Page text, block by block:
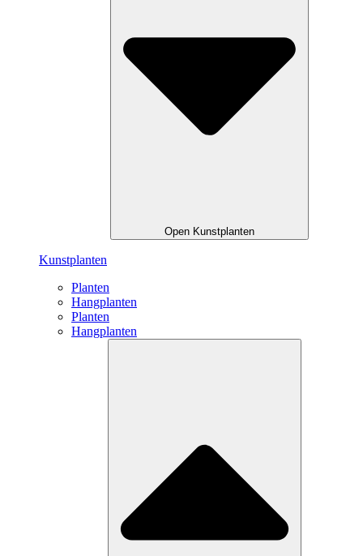
Open Kunstplanten
Kunstplanten
Planten
Hangplanten
Planten
Hangplanten